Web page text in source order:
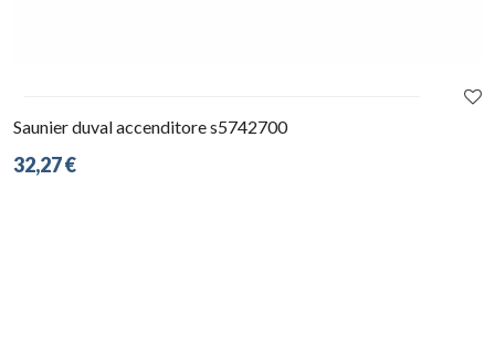
Saunier duval accenditore s5742700
32,27 €